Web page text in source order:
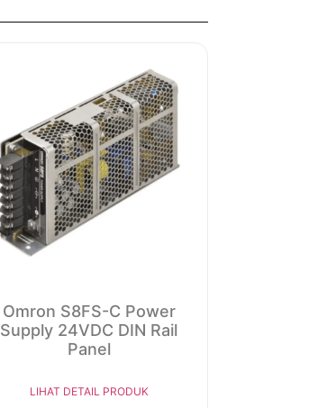
Omron S8FS-C Power
Supply 24VDC DIN Rail
Panel
LIHAT DETAIL PRODUK